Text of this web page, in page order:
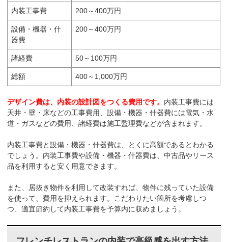
内装工事費 200～400万円
設備・機器・什
器費
200～400万円
諸経費 50～100万円
総額 400～1,000万円
デザイン費は、内装の設計図をつくる費用です。 内装工事費には
天井・壁・床などの工事費用、設備・機器・什器費には電気・水
道・ガスなどの費用、諸経費は施工監理費などが含まれます。
内装工事費と設備・機器・什器費は、とくに高額であるとわかる
でしょう。内装工事費や設備・機器・什器費は、中古品やリース
品を利用すると安く用意できます。
また、居抜き物件を利用して改装すれば、物件に残っていた設備
を使って、費用を抑えられます。こだわりたい箇所を考慮しつ
つ、適宜節約して内装工事費を予算内に収めましょう。